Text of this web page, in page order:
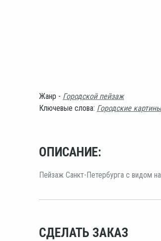
Жанр - Городской пейзаж
Ключевые слова: Городские картины
ОПИСАНИЕ:
Пейзаж Санкт-Петербурга с видом
СДЕЛАТЬ ЗАКАЗ